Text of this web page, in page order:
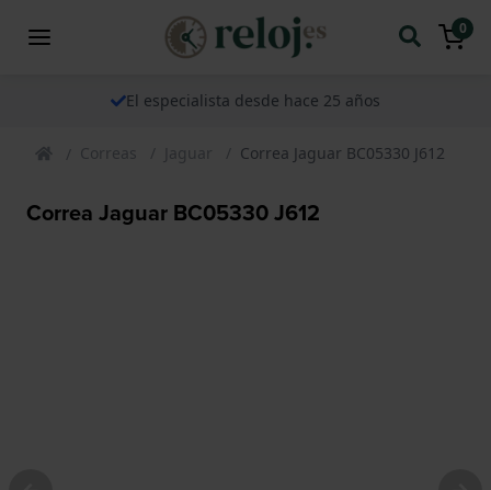
0
El especialista desde hace 25 años
Correas Jaguar Correa Jaguar BC05330 J612
Correa Jaguar BC05330 J612